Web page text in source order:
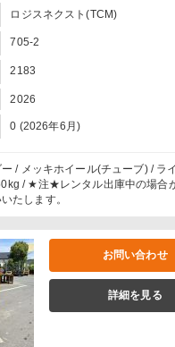
ロジスネクスト(TCM)
705-2
2183
2026
0 (2026年6月)
/ メッキホイール(チューブ) / ラ
/ ★注★レンタル出庫中の場合
たします。
お問い合わせ
詳細を見る